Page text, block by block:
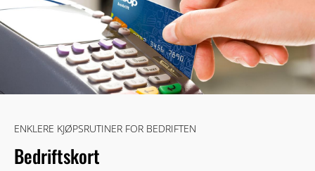
ENKLERE KJØPSRUTINER FOR BEDRIFTEN
Bedriftskort